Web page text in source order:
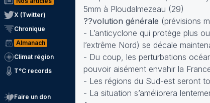
X (Twitter)
Chronique
Almanach
Climat région
T°C records
Faire un don
5mm à Ploudalmezeau (29)
??volution générale (prévisions
- L’anticyclone qui protège plus
l’extrême Nord) se décale
- Du coup, les perturbations
pouvoir aisément envahir la
- Les régions du Sud-est seront
- La situation s’améliorera